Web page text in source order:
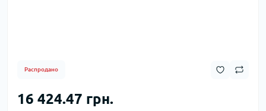
Распродано
16 424.47 грн.